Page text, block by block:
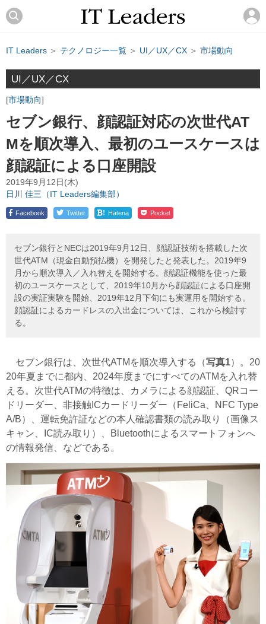
IT Leaders ＞ テクノロジー一覧 ＞ UI／UX／CX ＞ 市場動向
UI／UX／CX
市場動向
セブン銀行、顔認証対応の次世代AT
Mを順次導入、最初のユースケースは
顔認証による口座開設
2019年9月12日(木)
日川 佳三（IT Leaders編集部）
Facebook Twitter ! Hatena Pocket
セブン銀行とNECは2019年9月12日、顔認証技術を搭載した次
世代ATM（現金自動預払機）を開発したと発表した。2019年9
月から順次導入／入れ替えを開始する。顔認証機能を使った最
初のユースケースとして、2019年10月から顔認証による口座開
設の実証実験を開始、2019年12月下旬にも実運用を開始する。
顔認証によるカードレスの入出金については、これから検討す
る。
セブン銀行は、次世代ATMを順次導入する（写真1）。20
20年夏までに都内、2024年度までにすべてのATMを入れ替
える。次世代ATMの特徴は、カメラによる顔認証、QRコー
ドリーダー、非接触ICカードリーダー（FeliCa、NFC Type
A/B）、運転免許証などの本人確認書類の読み取り（画像ス
キャン、IC読み取り）、Bluetoothによるスマートフォンへ
の情報発信、などである。